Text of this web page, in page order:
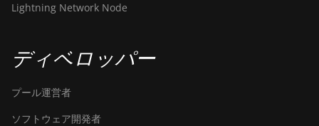
Lightning Network Node
ディベロッパー
プール運営者
ソフトウェア開発者